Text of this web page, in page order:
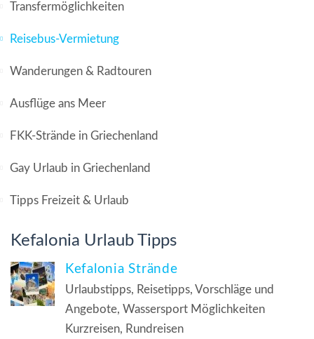
Transfermöglichkeiten
Reisebus-Vermietung
Wanderungen & Radtouren
Ausflüge ans Meer
FKK-Strände in Griechenland
Gay Urlaub in Griechenland
Tipps Freizeit & Urlaub
Kefalonia Urlaub Tipps
Kefalonia Strände
Urlaubstipps, Reisetipps, Vorschläge und
Angebote, Wassersport Möglichkeiten
Kurzreisen, Rundreisen